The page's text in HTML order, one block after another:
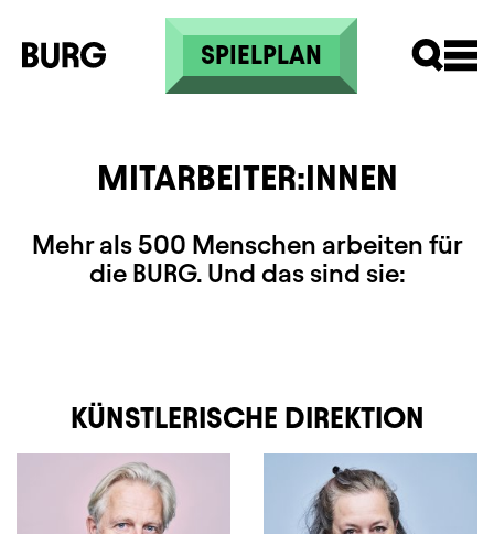
Direkt zum Inhalt
SPIELPLAN
MITARBEITER:INNEN
Mehr als 500 Menschen arbeiten für
die BURG. Und das sind sie:
KÜNSTLERISCHE DIREKTION